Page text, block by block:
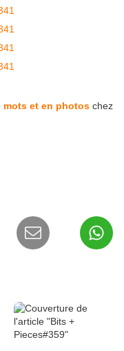
mots et en photos chez